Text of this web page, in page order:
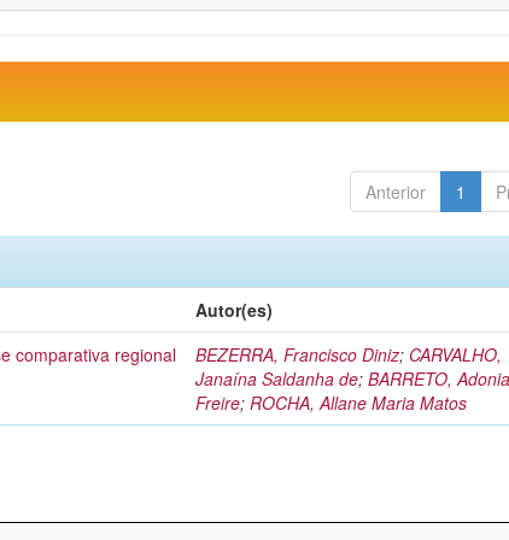
Anterior 1
Autor(es)
comparativa regional
BEZERRA, Francisco Diniz; CARVALHO,
Janaína Saldanha de;BARRETO,
Freire;ROCHA, Allane Maria Matos